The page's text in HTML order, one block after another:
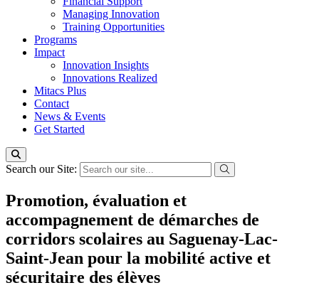
Managing Innovation
Training Opportunities
Programs
Impact
Innovation Insights
Innovations Realized
Mitacs Plus
Contact
News & Events
Get Started
Search our Site:
Promotion, évaluation et
accompagnement de démarches de
corridors scolaires au Saguenay-Lac-
Saint-Jean pour la mobilité active et
sécuritaire des élèves